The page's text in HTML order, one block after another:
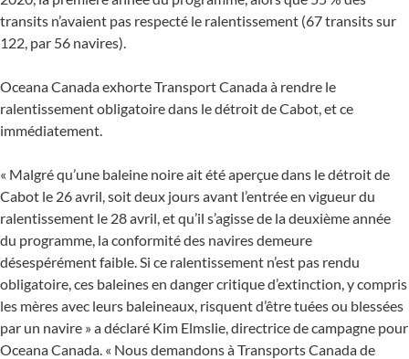
transits n’avaient pas respecté le ralentissement (67 transits sur
122, par 56 navires).
Oceana Canada exhorte Transport Canada à rendre le
ralentissement obligatoire dans le détroit de Cabot, et ce
immédiatement.
« Malgré qu’une baleine noire ait été aperçue dans le détroit de
Cabot le 26 avril, soit deux jours avant l’entrée en vigueur du
ralentissement le 28 avril, et qu’il s’agisse de la deuxième année
du programme, la conformité des navires demeure
désespérément faible. Si ce ralentissement n’est pas rendu
obligatoire, ces baleines en danger critique d’extinction, y compris
les mères avec leurs baleineaux, risquent d’être tuées ou blessées
par un navire » a déclaré Kim Elmslie, directrice de campagne pour
Oceana Canada. « Nous demandons à Transports Canada de